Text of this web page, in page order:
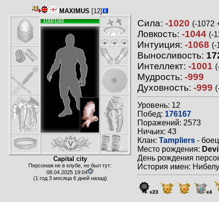
MAXIMUS [12]
1162/1162
Capital city
Персонаж не в клубе, но был тут:
08.04.2025 19:04
(1 год 3 месяца 6 дней назад)
Сила: -1020 (-1072
Ловкость: -1044 (-
Интуиция: -1068 (-
Выносливость:
Интеллект: -1001
Мудрость: -999
Духовность: -999
Уровень: 12
Побед: 176167
Поражений: 2573
Ничьих: 43
Клан: Tampliers - боец
Место рождения:
День рождения
История имен:
x23 x4